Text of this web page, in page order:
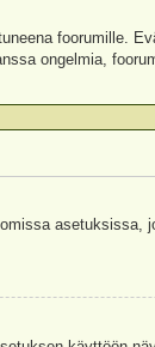
foorumille.
ongelmia,
asetuksissa,